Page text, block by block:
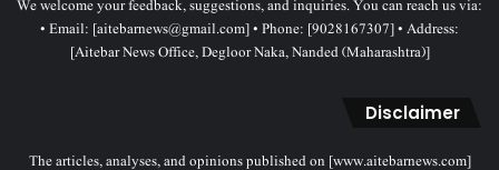
We welcome your feedback, suggestions, and inquiries. You can reach us via:
• Email: [aitebarnews@gmail.com] • Phone: [9028167307] • Address:
[Aitebar News Office, Degloor Naka, Nanded (Maharashtra)]
Disclaimer
The articles, analyses, and opinions published on [www.aitebarnews.com]